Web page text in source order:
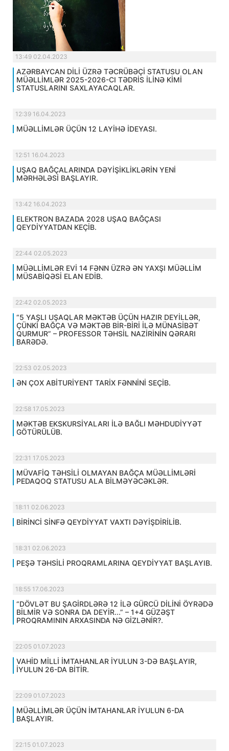
13:49 02.04.2023
AZƏRBAYCAN DİLİ ÜZRƏ TƏCRÜBƏÇİ STATUSU OLAN
MÜƏLLİMLƏR 2025-2026-CI TƏDRİS İLİNƏ KİMİ
STATUSLARINI SAXLAYACAQLAR.
12:39 16.04.2023
MÜƏLLİMLƏR ÜÇÜN 12 LAYİHƏ İDEYASI.
12:51 16.04.2023
UŞAQ BAĞÇALARINDA DƏYİŞİKLİKLƏRİN YENİ
MƏRHƏLƏSİ BAŞLAYIR.
13:42 16.04.2023
ELEKTRON BAZADA 2028 UŞAQ BAĞÇASI
QEYDİYYATDAN KEÇİB.
22:44 02.05.2023
MÜƏLLİMLƏR EVİ 14 FƏNN ÜZRƏ ƏN YAXŞI MÜƏLLİM
MÜSABİQƏSİ ELAN EDİB.
22:42 02.05.2023
“5 YAŞLI UŞAQLAR MƏKTƏB ÜÇÜN HAZIR DEYİLLƏR,
ÇÜNKİ BAĞÇA VƏ MƏKTƏB BİR-BİRİ İLƏ MÜNASİBƏT
QURMUR” – PROFESSOR TƏHSİL NAZİRİNİN QƏRARI
BARƏDƏ.
22:53 02.05.2023
ƏN ÇOX ABİTURİYENT TARİX FƏNNİNİ SEÇİB.
22:58 17.05.2023
MƏKTƏB EKSKURSİYALARI İLƏ BAĞLI MƏHDUDİYYƏT
GÖTÜRÜLÜB.
22:31 17.05.2023
MÜVAFİQ TƏHSİLİ OLMAYAN BAĞÇA MÜƏLLİMLƏRİ
PEDAQOQ STATUSU ALA BİLMƏYƏCƏKLƏR.
18:11 02.06.2023
BİRİNCİ SİNFƏ QEYDİYYAT VAXTI DƏYİŞDİRİLİB.
18:31 02.06.2023
PEŞƏ TƏHSİLİ PROQRAMLARINA QEYDİYYAT BAŞLAYIB.
18:55 17.06.2023
“DÖVLƏT BU ŞAGİRDLƏRƏ 12 İLƏ GÜRCÜ DİLİNİ ÖYRƏDƏ
BİLMİR VƏ SONRA DA DEYİR...” – 1+4 GÜZƏŞT
PROQRAMININ ARXASINDA NƏ GİZLƏNİR?.
22:05 01.07.2023
VAHİD MİLLİ İMTAHANLAR İYULUN 3-DƏ BAŞLAYIR,
İYULUN 26-DA BİTİR.
22:09 01.07.2023
MÜƏLLİMLƏR ÜÇÜN İMTAHANLAR İYULUN 6-DA
BAŞLAYIR.
22:15 01.07.2023